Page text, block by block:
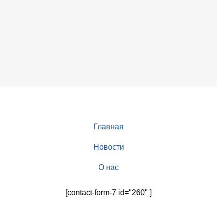
Главная
Новости
О нас
[contact-form-7 id="260" ]